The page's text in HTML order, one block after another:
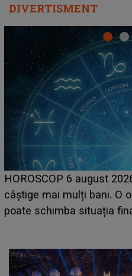
DIVERTISMENT
LINE-UP UNTOLD ONE,
care deschid festivalul și
așteptate concerte pe